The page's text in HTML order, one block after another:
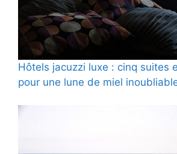
Hôtels jacuzzi luxe : cinq suites
pour une lune de miel